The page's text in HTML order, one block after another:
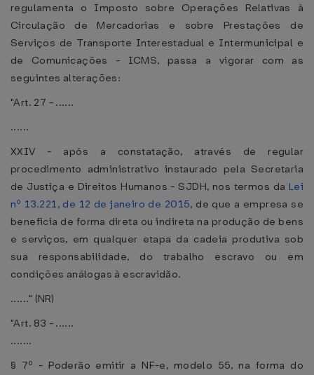
regulamenta o Imposto sobre Operações Relativas à
Circulação de Mercadorias e sobre Prestações de
Serviços de Transporte Interestadual e Intermunicipal e
de Comunicações - ICMS, passa a vigorar com as
seguintes alterações:
"Art. 27 - ......
......
XXIV - após a constatação, através de regular
procedimento administrativo instaurado pela Secretaria
de Justiça e Direitos Humanos - SJDH, nos termos da Lei
nº 13.221, de 12 de janeiro de 2015, de que a empresa se
beneficia de forma direta ou indireta na produção de bens
e serviços, em qualquer etapa da cadeia produtiva sob
sua responsabilidade, do trabalho escravo ou em
condições análogas à escravidão.
......" (NR)
"Art. 83 - ......
.......
§ 7º - Poderão emitir a NF-e, modelo 55, na forma do